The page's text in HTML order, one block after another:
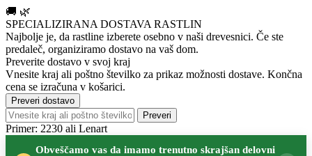
🚚 🌿
SPECIALIZIRANA DOSTAVA RASTLIN
Najbolje je, da rastline izberete osebno v naši drevesnici. Če ste
predaleč, organiziramo dostavo na vaš dom.
Preverite dostavo v svoj kraj
Vnesite kraj ali poštno številko za prikaz možnosti dostave. Končna
cena se izračuna v košarici.
Preveri dostavo
Preveri
Primer: 2230 ali Lenart
Obveščamo vas da imamo trenutno skrajšan delovni